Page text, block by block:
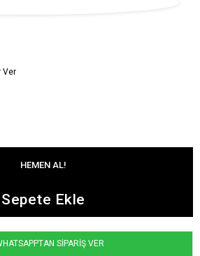
Ver
SİPARİŞ VER